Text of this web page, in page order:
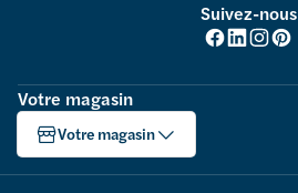
Suivez-nous
Votre magasin
Votre magasin